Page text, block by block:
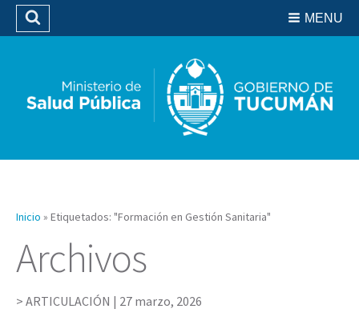
Biblioteca
MENU
Buscar
Inicio » Etiquetados: "Formación en Gestión Sanitaria"
Archivos
ARTICULACIÓN | 27 marzo, 2026